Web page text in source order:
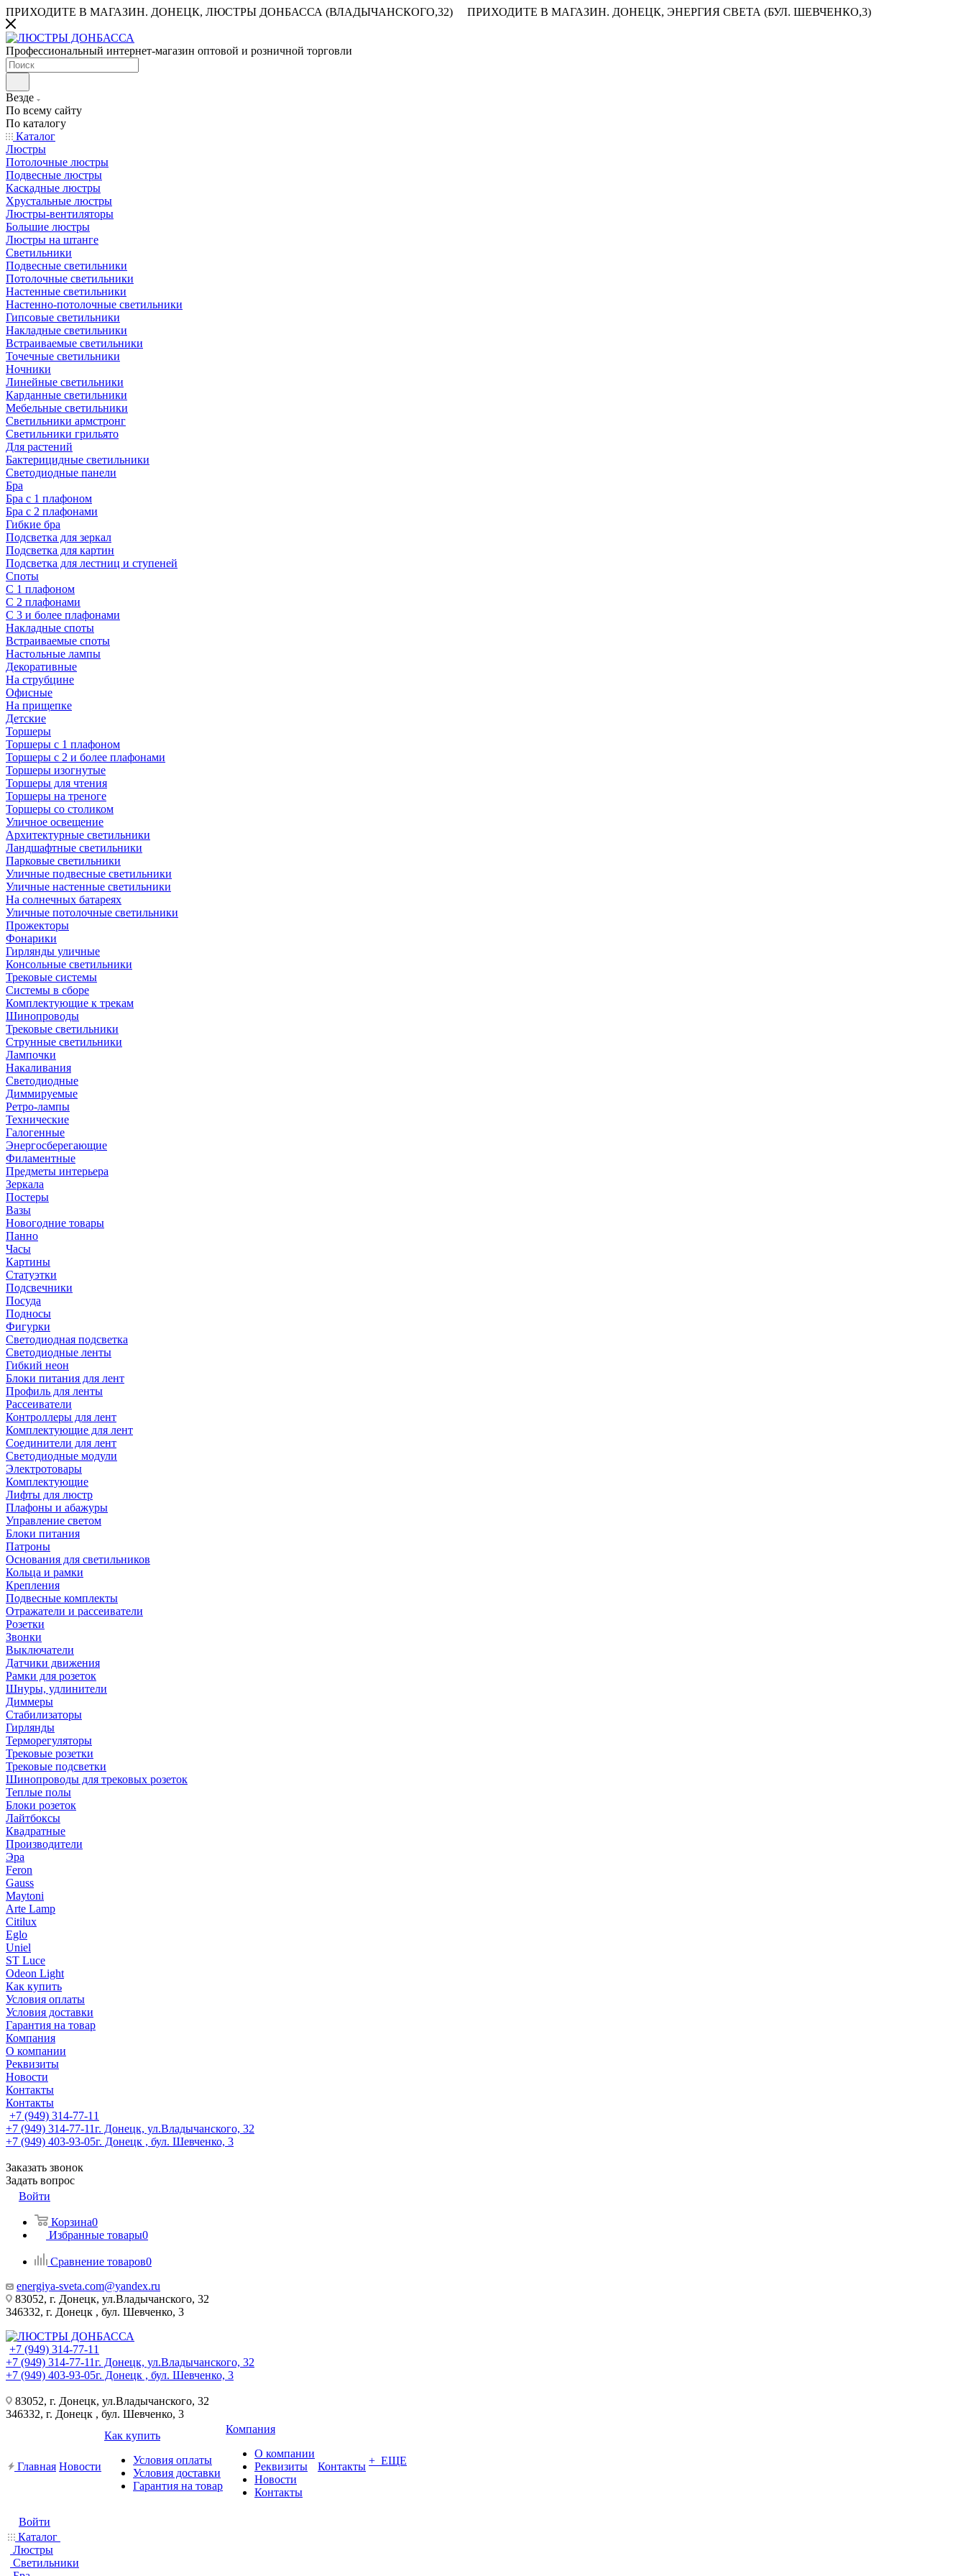
ПРИХОДИТЕ В МАГАЗИН. ДОНЕЦК, ЛЮСТРЫ ДОНБАССА (ВЛАДЫЧАНСКОГО,32) ПРИХОДИТЕ В МАГАЗИН. ДОНЕЦК, ЭНЕРГИЯ СВЕТА (БУЛ. ШЕВЧЕНКО,3)
Профессиональный интернет-магазин оптовой и розничной торговли
Везде
По всему сайту
По каталогу
Каталог
Люстры
Потолочные люстры
Подвесные люстры
Каскадные люстры
Хрустальные люстры
Люстры-вентиляторы
Большие люстры
Люстры на штанге
Светильники
Подвесные светильники
Потолочные светильники
Настенные светильники
Настенно-потолочные светильники
Гипсовые светильники
Накладные светильники
Встраиваемые светильники
Точечные светильники
Ночники
Линейные светильники
Карданные светильники
Мебельные светильники
Светильники армстронг
Светильники грильято
Для растений
Бактерицидные светильники
Светодиодные панели
Бра
Бра с 1 плафоном
Бра с 2 плафонами
Гибкие бра
Подсветка для зеркал
Подсветка для картин
Подсветка для лестниц и ступеней
Споты
С 1 плафоном
С 2 плафонами
С 3 и более плафонами
Накладные споты
Встраиваемые споты
Настольные лампы
Декоративные
На струбцине
Офисные
На прищепке
Детские
Торшеры
Торшеры с 1 плафоном
Торшеры с 2 и более плафонами
Торшеры изогнутые
Торшеры для чтения
Торшеры на треноге
Торшеры со столиком
Уличное освещение
Архитектурные светильники
Ландшафтные светильники
Парковые светильники
Уличные подвесные светильники
Уличные настенные светильники
На солнечных батареях
Уличные потолочные светильники
Прожекторы
Фонарики
Гирлянды уличные
Консольные светильники
Трековые системы
Системы в сборе
Комплектующие к трекам
Шинопроводы
Трековые светильники
Струнные светильники
Лампочки
Накаливания
Светодиодные
Диммируемые
Ретро-лампы
Технические
Галогенные
Энергосберегающие
Филаментные
Предметы интерьера
Зеркала
Постеры
Вазы
Новогодние товары
Панно
Часы
Картины
Статуэтки
Подсвечники
Посуда
Подносы
Фигурки
Светодиодная подсветка
Светодиодные ленты
Гибкий неон
Блоки питания для лент
Профиль для ленты
Рассеиватели
Контроллеры для лент
Комплектующие для лент
Соединители для лент
Светодиодные модули
Электротовары
Комплектующие
Лифты для люстр
Плафоны и абажуры
Управление светом
Блоки питания
Патроны
Основания для светильников
Кольца и рамки
Крепления
Подвесные комплекты
Отражатели и рассеиватели
Розетки
Звонки
Выключатели
Датчики движения
Рамки для розеток
Шнуры, удлинители
Диммеры
Стабилизаторы
Гирлянды
Терморегуляторы
Трековые розетки
Трековые подсветки
Шинопроводы для трековых розеток
Теплые полы
Блоки розеток
Лайтбоксы
Квадратные
Производители
Эра
Feron
Gauss
Maytoni
Arte Lamp
Citilux
Eglo
Uniel
ST Luce
Odeon Light
Как купить
Условия оплаты
Условия доставки
Гарантия на товар
Компания
О компании
Реквизиты
Новости
Контакты
Контакты
+7 (949) 314-77-11
+7 (949) 314-77-11г. Донецк, ул.Владычанского, 32
+7 (949) 403-93-05г. Донецк , бул. Шевченко, 3
Заказать звонок
Задать вопрос
Войти
Корзина0
Избранные товары0
Сравнение товаров0
energiya-sveta.com@yandex.ru
83052, г. Донецк, ул.Владычанского, 32
346332, г. Донецк , бул. Шевченко, 3
+7 (949) 314-77-11
+7 (949) 314-77-11г. Донецк, ул.Владычанского, 32
+7 (949) 403-93-05г. Донецк , бул. Шевченко, 3
83052, г. Донецк, ул.Владычанского, 32
346332, г. Донецк , бул. Шевченко, 3
Главная Новости
Как купить
Условия оплаты
Условия доставки
Гарантия на товар
Компания
О компании
Реквизиты
Новости
Контакты
Контакты + ЕЩЕ
Войти
Каталог
Люстры
Светильники